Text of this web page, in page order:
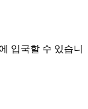
입국할 수 있습니